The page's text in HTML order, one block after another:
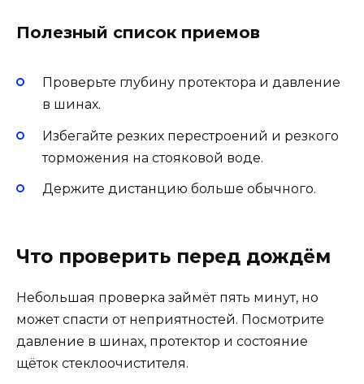
Полезный список приемов
Проверьте глубину протектора и давление
в шинах.
Избегайте резких перестроений и резкого
торможения на стояковой воде.
Держите дистанцию больше обычного.
Что проверить перед дождём
Небольшая проверка займёт пять минут, но
может спасти от неприятностей. Посмотрите
давление в шинах, протектор и состояние
щёток стеклоочистителя.